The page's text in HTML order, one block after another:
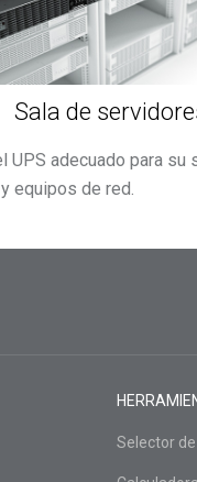
Sala de
UPS adecuado para su
equipos de red.
Selector de